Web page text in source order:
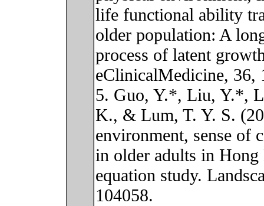
life functional ability
older population: A
process of latent
eClinicalMedicine, 36,
5. Guo, Y.*, Liu, Y.*,
K., & Lum, T. Y. S.
environment, sense of
in older adults in
equation study.
104058.